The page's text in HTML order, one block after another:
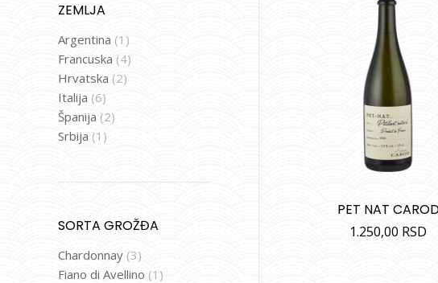
PET NAT
1.250,00 RSD
ZEMLJA
Argentina (1)
Francuska (4)
Hrvatska (2)
Italija (6)
Španija (2)
Srbija (1)
SORTA GROŽĐA
Chardonnay (3)
Fiano di Avellino (1)